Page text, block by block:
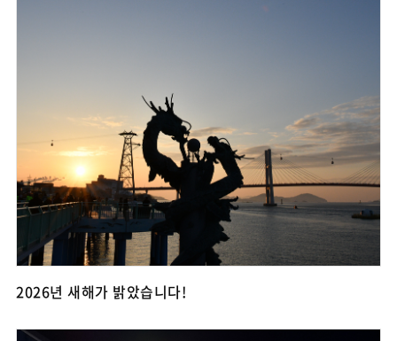
2026년 새해가 밝았습니다!